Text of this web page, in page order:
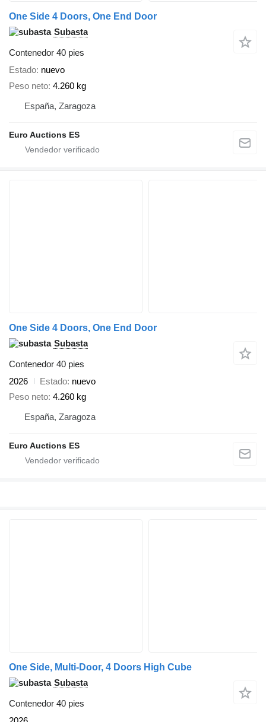
One Side 4 Doors, One End Door
Subasta
Contenedor 40 pies
Estado nuevo
Peso neto 4.260 kg
España, Zaragoza
Euro Auctions ES
One Side 4 Doors, One End Door
Subasta
Contenedor 40 pies
2026
Estado nuevo
Peso neto 4.260 kg
España, Zaragoza
Euro Auctions ES
One Side, Multi-Door, 4 Doors High Cube
Subasta
Contenedor 40 pies